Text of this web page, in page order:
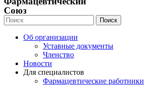
Союз
Поиск
Об организации
Уставные документы
Членство
Новости
Для специалистов
Фармацевтические работники